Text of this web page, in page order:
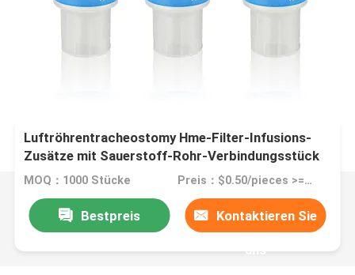
Luftröhrentracheostomy Hme-Filter-Infusions-
Zusätze mit Sauerstoff-Rohr-Verbindungsstück
MOQ：1000 Stücke Preis：$0.50/pieces >=1000 pieces
Bestpreis Kontaktieren Sie
uns